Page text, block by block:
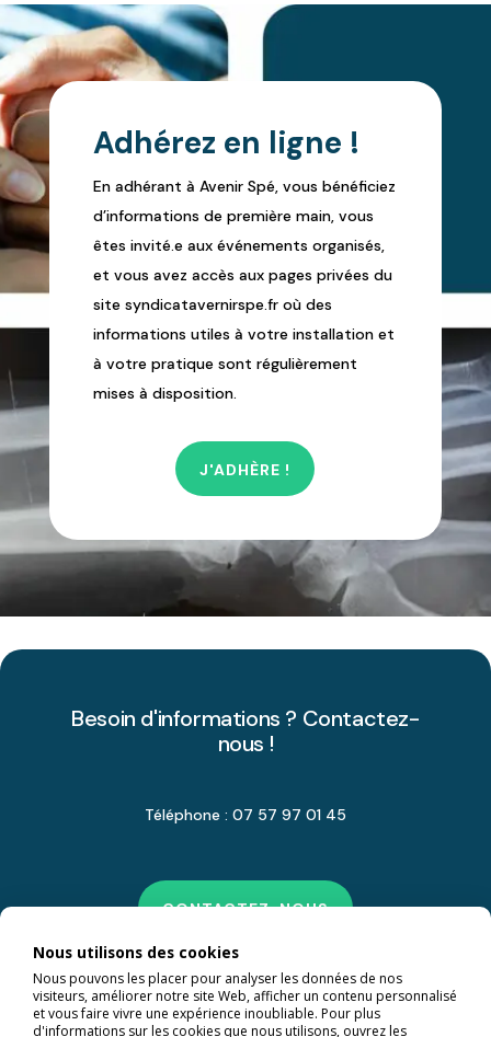
Adhérez en ligne !
En adhérant à Avenir Spé, vous bénéficiez
d’informations de première main, vous
êtes invité.e aux événements organisés,
et vous avez accès aux pages privées du
site syndicatavernirspe.fr où des
informations utiles à votre installation et
à votre pratique sont régulièrement
mises à disposition.
J'ADHÈRE !
Besoin d'informations ? Contactez-
nous !
Téléphone : 07 57 97 01 45
CONTACTEZ-NOUS
Nous utilisons des cookies
Nous pouvons les placer pour analyser les données de nos
visiteurs, améliorer notre site Web, afficher un contenu personnalisé
et vous faire vivre une expérience inoubliable. Pour plus
d'informations sur les cookies que nous utilisons, ouvrez les